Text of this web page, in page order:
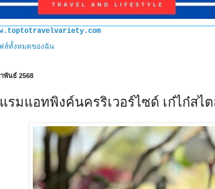
ล์ทั้งหมดของฉัน
พันธ์ 2568
รมแอทพิงค์นครริเวอร์ไซด์ เก๋ไก๋สไ